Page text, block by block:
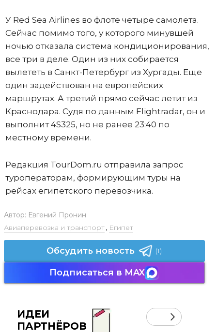
У Red Sea Airlines во флоте четыре самолета.
Сейчас помимо того, у которого минувшей
ночью отказала система кондиционирования,
все три в деле. Один из них собирается
вылететь в Санкт-Петербург из Хургады. Еще
один задействован на европейских
маршрутах. А третий прямо сейчас летит из
Краснодара. Судя по данным Flightradar, он и
выполнит 4S325, но не ранее 23:40 по
местному времени.
Редакция TourDom.ru отправила запрос
туроператорам, формирующим туры на
рейсах египетского перевозчика.
Автор: Евгений Пронин
Авиаперевозка и транспорт, Египет
Обсудить новость (1)
Подписаться в MAX
ИДЕИ
ПАРТНЁРОВ